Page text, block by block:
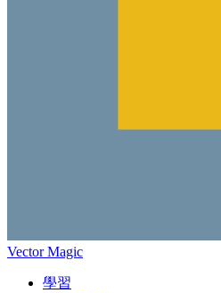
Vector Magic
學習